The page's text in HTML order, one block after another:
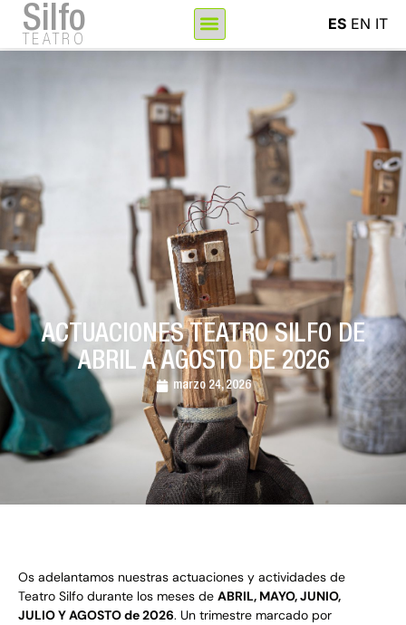
Silfo
TEATRO
ES EN IT
ACTUACIONES TEATRO SILFO DE
ABRIL A AGOSTO DE 2026
marzo 24, 2026
Os adelantamos nuestras actuaciones y actividades de
Teatro Silfo durante los meses de ABRIL, MAYO, JUNIO,
JULIO Y AGOSTO de 2026. Un trimestre marcado por